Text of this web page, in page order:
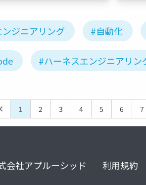
ジニアリング #自動化
#ハーネスエンジニアリン
1 2 3 4 5 6 7
会社アプルーシッド 利用規約